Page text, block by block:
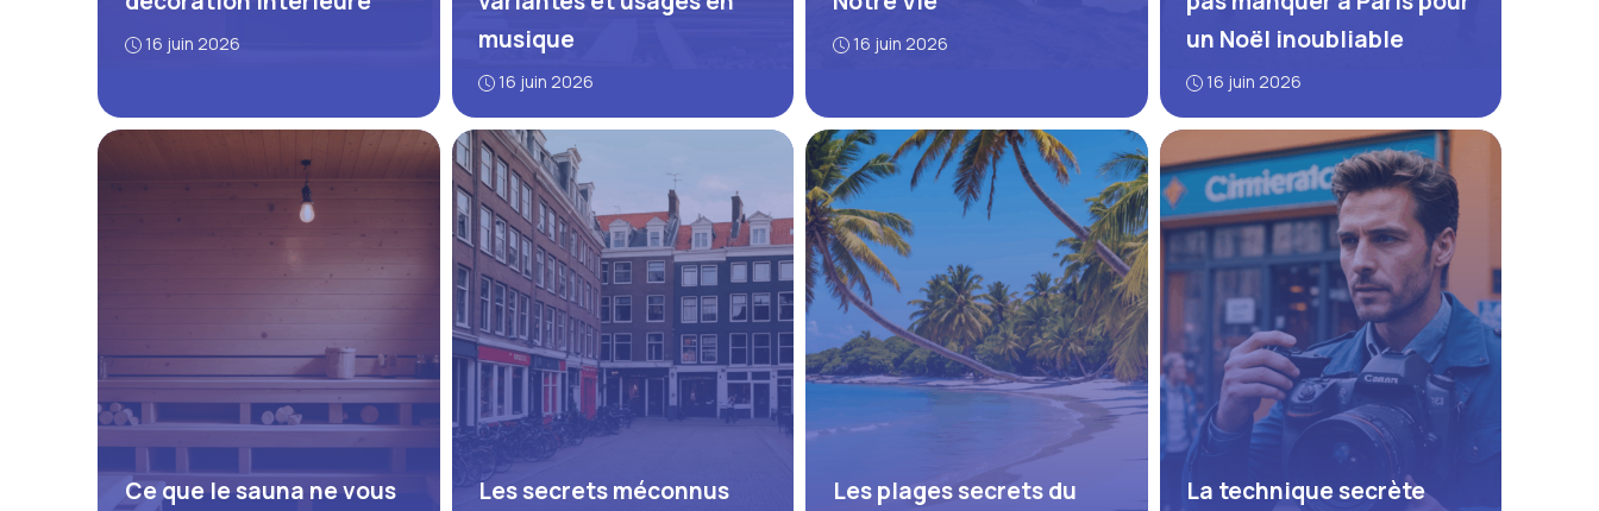
16 juin 2026
musique
16 juin 2026
16 juin 2026
un Noël inoubliable
16 juin 2026
Ce que le sauna ne vous
Les secrets méconnus
Les plages secrets du
La technique secrète